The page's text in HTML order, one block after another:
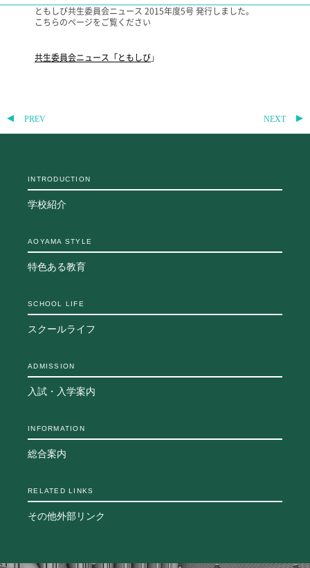
平和・共生学習
SCHOOL LIFE
スクールカレンダー
施設・設備
保健室
制服
生徒自主学習団体
生徒の表彰
ADMISSION
入試・入学案内
入試日程・出願資格
入試要項・出願書類
学校説明会
入学金・学費
スクールガイド
上級学校訪問
合格者発表
ともしび共生委員会ニュース 2015年度5号 発行しました。
こちらのページをご覧ください
共生委員会ニュース「ともしび」
PREV NEXT
INTRODUCTION
学校紹介
AOYAMA STYLE
特色ある教育
SCHOOL LIFE
スクールライフ
ADMISSION
入試・入学案内
INFORMATION
総合案内
RELATED LINKS
その他外部リンク